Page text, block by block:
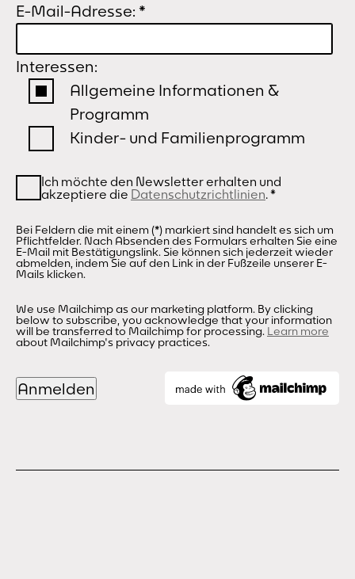
E-Mail-Adresse: *
Interessen:
Allgemeine Informationen &
Programm
Kinder- und Familienprogramm
Ich möchte den Newsletter erhalten und
akzeptiere die Datenschutzrichtlinien.*
Bei Feldern die mit einem (*) markiert sind handelt es sich um
Pflichtfelder. Nach Absenden des Formulars erhalten Sie eine
E-Mail mit Bestätigungslink. Sie können sich jederzeit wieder
abmelden, indem Sie auf den Link in der Fußzeile unserer E-
Mails klicken.
We use Mailchimp as our marketing platform. By clicking
below to subscribe, you acknowledge that your information
will be transferred to Mailchimp for processing. Learn more
about Mailchimp's privacy practices.